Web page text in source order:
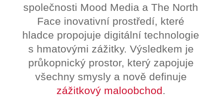
společnosti Mood Media a The North
Face inovativní prostředí, které
hladce propojuje digitální technologie
s hmatovými zážitky. Výsledkem je
průkopnický prostor, který zapojuje
všechny smysly a nově definuje
zážitkový maloobchod.